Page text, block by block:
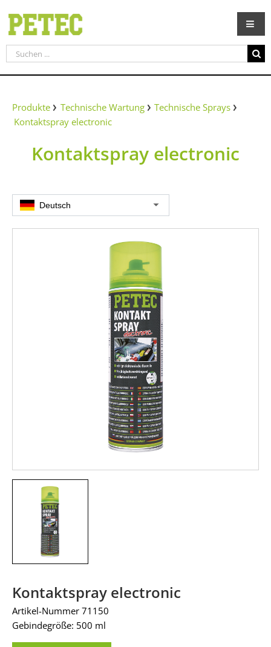
Inhalt
springen
Suche
nach:
Produkte Technische Wartung
Technische Sprays
Kontaktspray electronic
Kontaktspray electronic
Deutsch
Kontaktspray electronic
Artikel-Nummer 71150
Gebindegröße: 500 ml